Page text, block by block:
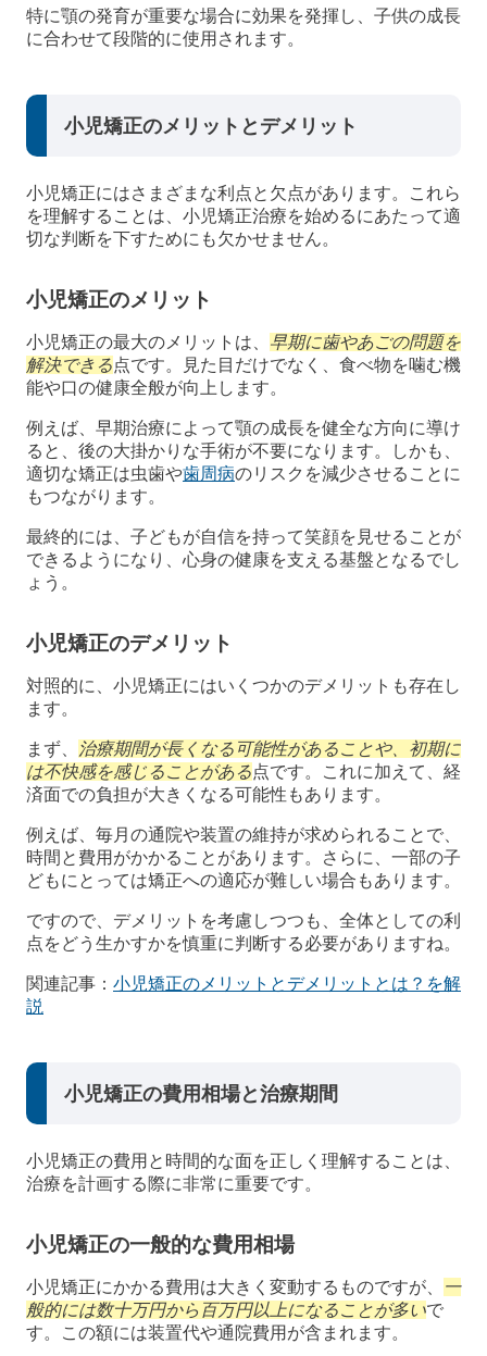
特に顎の発育が重要な場合に効果を発揮し、子供の成長
に合わせて段階的に使用されます。
小児矯正のメリットとデメリット
小児矯正にはさまざまな利点と欠点があります。これら
を理解することは、小児矯正治療を始めるにあたって適
切な判断を下すためにも欠かせません。
小児矯正のメリット
小児矯正の最大のメリットは、 早期に歯やあごの問題を
解決できる点です。見た目だけでなく、食べ物を噛む機
能や口の健康全般が向上します。
例えば、早期治療によって顎の成長を健全な方向に導け
ると、後の大掛かりな手術が不要になります。しかも、
適切な矯正は虫歯や歯周病のリスクを減少させることに
もつながります。
最終的には、子どもが自信を持って笑顔を見せることが
できるようになり、心身の健康を支える基盤となるでし
ょう。
小児矯正のデメリット
対照的に、小児矯正にはいくつかのデメリットも存在し
ます。
まず、
治療期間が長くなる可能性があることや、初期に
は不快感を感じることがある点です。これに加えて、経
済面での負担が大きくなる可能性もあります。
例えば、毎月の通院や装置の維持が求められることで、
時間と費用がかかることがあります。さらに、一部の子
どもにとっては矯正への適応が難しい場合もあります。
ですので、デメリットを考慮しつつも、全体としての利
点をどう生かすかを慎重に判断する必要がありますね。
関連記事： 小児矯正のメリットとデメリットとは？を解
説
小児矯正の費用相場と治療期間
小児矯正の費用と時間的な面を正しく理解することは、
治療を計画する際に非常に重要です。
小児矯正の一般的な費用相場
小児矯正にかかる費用は大きく変動するものですが、
一
般的には数十万円から百万円以上になることが多いで
す。この額には装置代や通院費用が含まれます。